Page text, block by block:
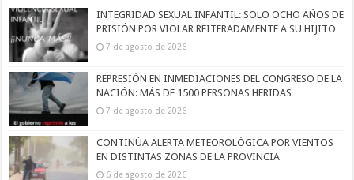
INTEGRIDAD SEXUAL INFANTIL: SOLO OCHO AÑOS DE
PRISIÓN POR VIOLAR REITERADAMENTE A SU HIJITO
7 de agosto de 2026
REPRESIÓN EN INMEDIACIONES DEL CONGRESO DE LA
NACIÓN: MÁS DE 1500 PERSONAS HERIDAS
7 de agosto de 2026
CONTINÚA ALERTA METEOROLÓGICA POR VIENTOS
EN DISTINTAS ZONAS DE LA PROVINCIA
6 de agosto de 2026